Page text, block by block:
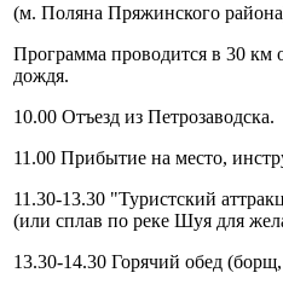
(м. Поляна Пряжинского
Программа проводится в 30 км
дождя.
10.00 Отъезд из Петрозаводска.
11.00 Прибытие на место,
11.30-13.30 "Туристский
(или сплав по реке Шуя для
13.30-14.30 Горячий обед